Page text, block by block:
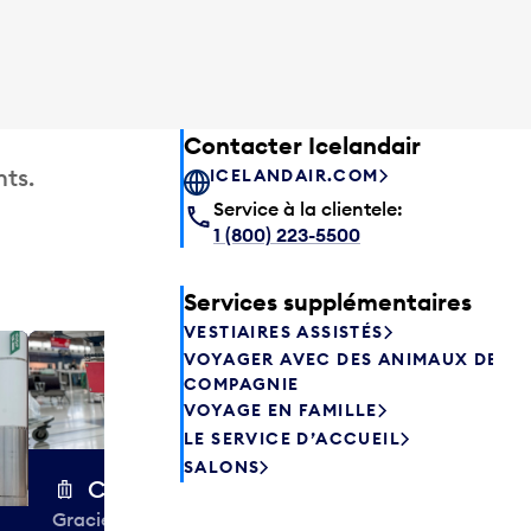
Chariots à bagages
Gracieuseté de la CIBC,
Excess
quelques
Contacter Icelandair
ICELANDAIR.COM
Service à la clientele:
1 (800) 223-5500
Services supplémentaires
VESTIAIRES ASSISTÉS
VOYAGER AVEC DES ANIMAUX DE
COMPAGNIE
VOYAGE EN FAMILLE
LE SERVICE D’ACCUEIL
SALONS